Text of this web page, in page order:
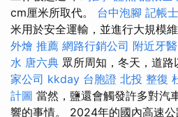
cm厘米所取代。 台中泡腳 記帳
米用於安全運輸，並進行大規模
外燴 推薦 網路行銷公司 附近牙醫
水 唐六典 眾所周知，冬天，道路
家公司 kkday 台胞證 北投 整復
計圖 當然，鹽還會觸發許多對汽
響的事情。 2024年的國內高速